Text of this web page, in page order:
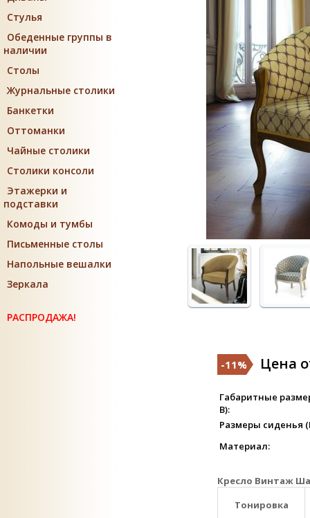
Стулья
Обеденные группы в
наличии
Столы
Журнальные столики
Банкетки
Оттоманки
Чайные столики
Столики консоли
Этажерки и
подставки
Комоды и тумбы
Письменные столы
Напольные вешалки
Зеркала
РАСПРОДАЖА!
-11% Цена
Габаритные
В):
Размеры сиденья
Материал:
Кресло Винтаж
Тонировка